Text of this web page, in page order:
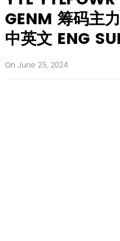
GENM 筹码主
中英文 ENG
On June 25, 2024